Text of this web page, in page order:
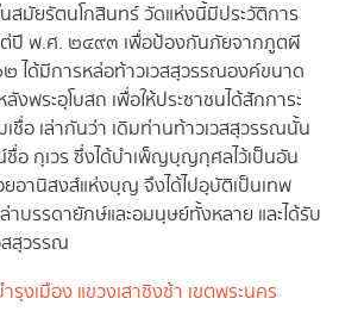
สมัยรัตนโกสินทร์ วัดแห่งนี้มีประวัติการ
ต่ปี พ.ศ. ๒๔๙๓ เพื่อป้องกันภัยจากภูตผี
ได้มีการหล่อท้าวเวสสุวรรณองค์ขนาด
พระอุโบสถ เพื่อให้ประชาชนได้สักการะ
เชื่อ เล่ากันว่า เดิมท่านท้าวเวสสุวรรณนั้น
อ กุเวร ซึ่งได้บำเพ็ญบุญกุศลไว้เป็นอัน
ยอานิสงส์แห่งบุญ จึงได้ไปอุบัติเป็นเทพ
บรรดายักษ์และอมนุษย์ทั้งหลาย และได้รับ
สสุวรรณ
งเมือง แขวงเสาชิงช้า เขตพระนคร